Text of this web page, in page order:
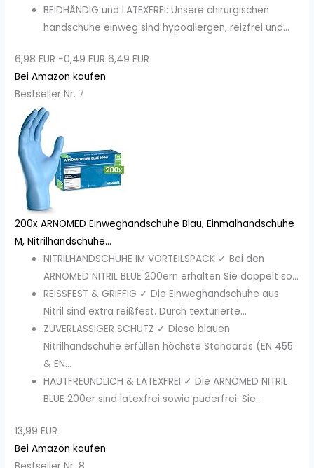
BEIDHÄNDIG und LATEXFREI: Unsere chirurgischen
handschuhe einweg sind hypoallergen, reizfrei und...
6,98 EUR −0,49 EUR 6,49 EUR
Bei Amazon kaufen
Bestseller Nr. 7
200x ARNOMED Einweghandschuhe Blau, Einmalhandschuhe
M, Nitrilhandschuhe...
NITRILHANDSCHUHE IM VORTEILSPACK ✓ Bei den
ARNOMED NITRIL BLUE 200ern erhalten Sie doppelt so...
REISSFEST & GRIFFIG ✓ Die Einweghandschuhe aus
Nitril sind extra reißfest. Durch texturierte...
ZUVERLÄSSIGER SCHUTZ ✓ Diese blauen
Nitrilhandschuhe erfüllen höchste Standards (EN 455
& EN...
HAUTFREUNDLICH & LATEXFREI ✓ Die ARNOMED NITRIL
BLUE 200er sind latexfrei sowie puderfrei. Sie...
13,99 EUR
Bei Amazon kaufen